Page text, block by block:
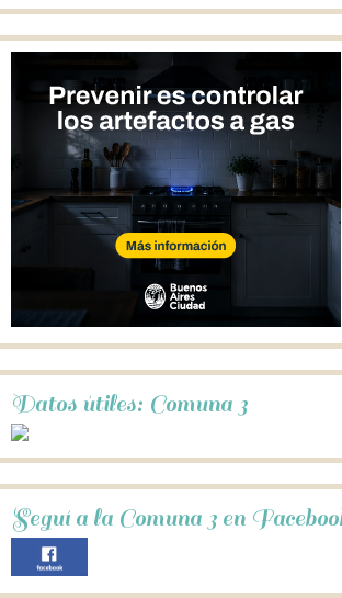
Datos útiles: Comuna 3
Seguí a la Comuna 3 en